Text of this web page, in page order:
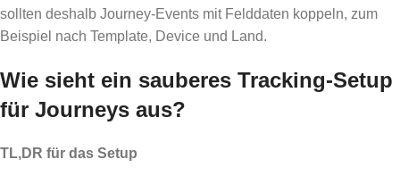
sollten deshalb Journey-Events mit Felddaten koppeln, zum
Beispiel nach Template, Device und Land.
Wie sieht ein sauberes Tracking-Setup
für Journeys aus?
TL,DR für das Setup